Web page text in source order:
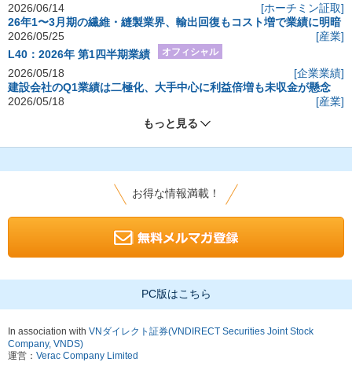
2026/06/14
[ホーチミン証取]
26年1〜3月期の繊維・縫製業界、輸出回復もコスト増で業績に明暗
2026/05/25
[産業]
L40：2026年 第1四半期業績
オフィシャル
2026/05/18
[企業業績]
建設会社のQ1業績は二極化、大手中心に利益倍増も未収金が懸念
2026/05/18
[産業]
もっと見る
お得な情報満載！
PC版はこちら
In association with VNダイレクト証券(VNDIRECT Securities Joint Stock
Company, VNDS)
運営： Verac Company Limited